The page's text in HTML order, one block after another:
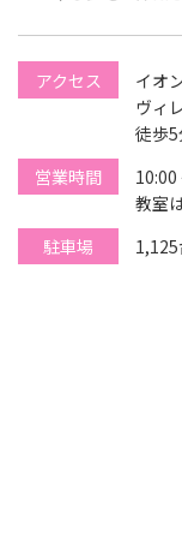
号
アクセス
イオ
ヴィ
徒歩
営業時間
10:00
教室
駐車場